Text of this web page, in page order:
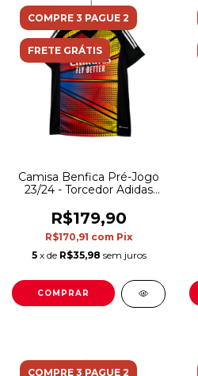
COMPRE 3 PAGUE 2
FRETE GRÁTIS
Camisa Benfica Pré-Jogo
23/24 - Torcedor Adidas
detalhes em amarelo e
vermelho e azul
R$179,90
R$170,91 com Pix
5 x de R$35,98 sem juros
COMPRAR
COMPRE 3 PAGUE 2